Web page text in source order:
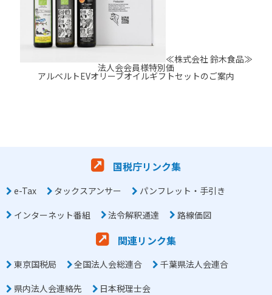
≪株式会社 鈴木食品≫
法人会会員様特別価
アルベルトEVオリーブオイルギフトセットのご案内
国税庁リンク集
e-Tax タックスアンサー
パンフレット・手引き
インターネット番組
法令解釈通達 路線価図
関連リンク集
東京国税局 全国法人会総連合
千葉県法人会連合
県内法人会連絡先
日本税理士会